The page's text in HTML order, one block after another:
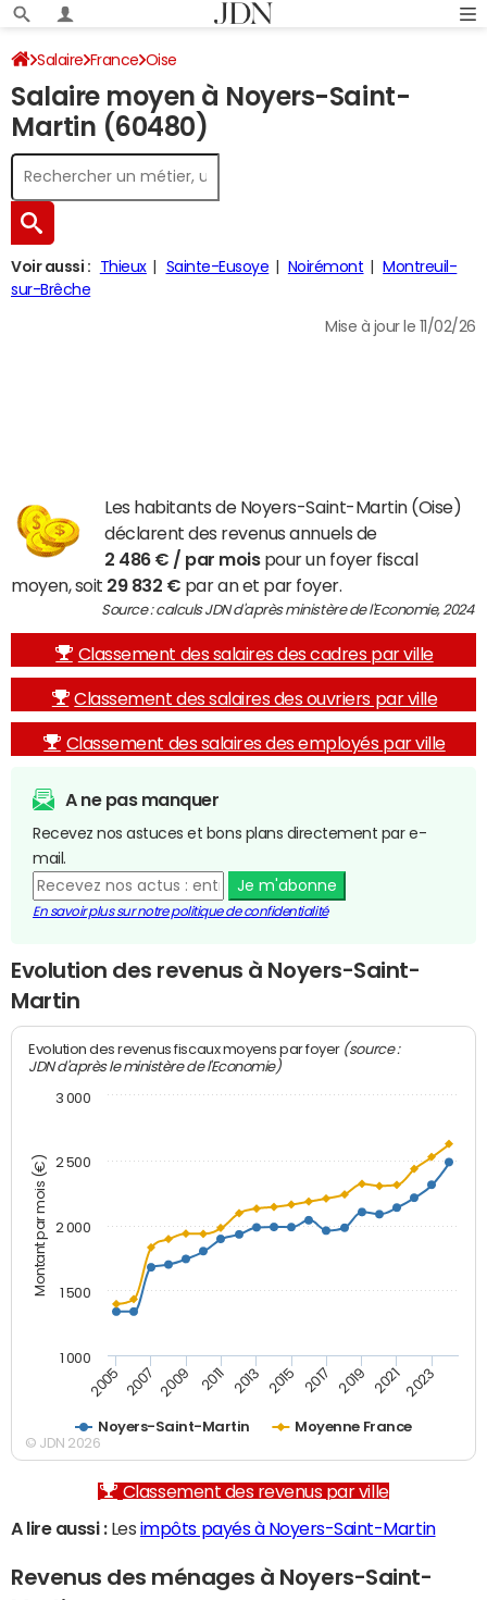
Salaire France Oise
Salaire moyen à Noyers-Saint-
Martin (60480)
Voir aussi : Thieux Sainte-Eusoye Noirémont
Montreuil-
sur-Brêche
Mise à jour le 11/02/26
Les habitants de Noyers-Saint-Martin (Oise)
déclarent des revenus annuels de
2 486 € / par moispour un foyer fiscal
moyen, soit 29 832 € par an et par foyer.
Source : calculs JDN d'après ministère de l'Economie, 2024
Classement des salaires des cadres par ville
Classement des salaires des ouvriers par ville
Classement des salaires des employés par ville
A ne pas manquer
Recevez nos astuces et bons plans directement par e-
mail.
Je m'abonne
En savoir plus sur notre politique de confidentialité
Evolution des revenus à Noyers-Saint-
Martin
Montant par mois (€)
Evolution des revenus fiscaux moyens par foyer (source :
JDN d'après le ministère de l'Economie)
Noyers-Saint-Martin Moyenne France
2005 2007 2009 2011 2013 2015 2017 2019 2021 2023
1 000
1 500
2 000
2 500
3 000
© JDN 2026
Classement des revenus par ville
A lire aussi :Les impôts payés à Noyers-Saint-Martin
Revenus des ménages à Noyers-Saint-